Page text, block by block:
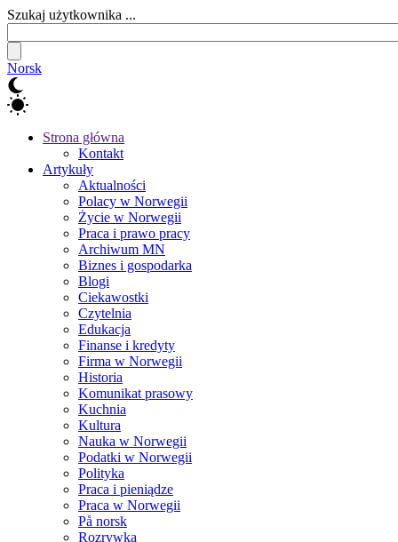
Szukaj użytkownika ...
Norsk
Strona główna
Kontakt
Artykuły
Aktualności
Polacy w Norwegii
Życie w Norwegii
Praca i prawo pracy
Archiwum MN
Biznes i gospodarka
Blogi
Ciekawostki
Czytelnia
Edukacja
Finanse i kredyty
Firma w Norwegii
Historia
Komunikat prasowy
Kuchnia
Kultura
Nauka w Norwegii
Podatki w Norwegii
Polityka
Praca i pieniądze
Praca w Norwegii
På norsk
Rozrywka